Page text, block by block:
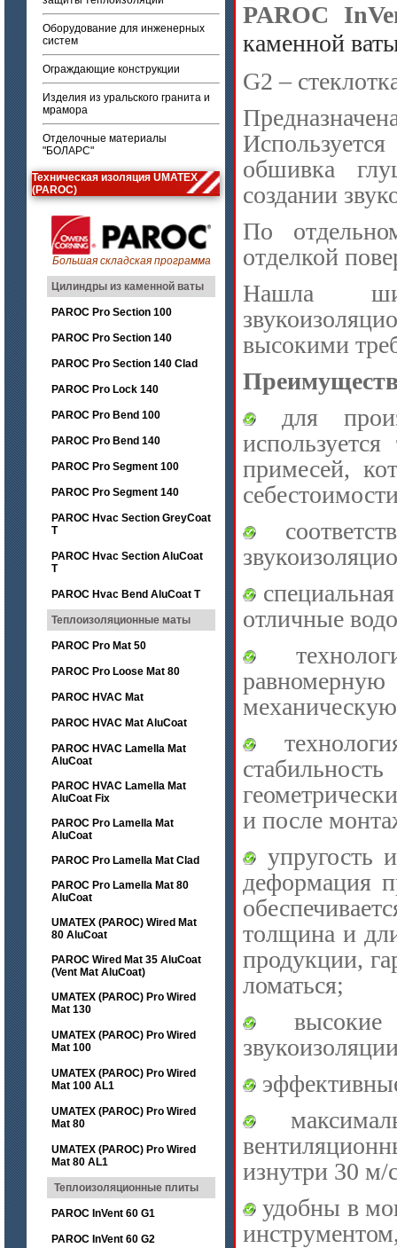
Оборудование для инженерных
систем
Ограждающие конструкции
Изделия из уральского гранита и
мрамора
Отделочные материалы
"БОЛАРС"
Техническая изоляция UMATEX
(PAROC)
Большая складская программа
Цилиндры из каменной ваты
PAROC Pro Section 100
PAROC Pro Section 140
PAROC Pro Section 140 Clad
PAROC Pro Lock 140
PAROC Pro Bend 100
PAROC Pro Bend 140
PAROC Pro Segment 100
PAROC Pro Segment 140
PAROC Hvac Section GreyCoat
T
PAROC Hvac Section AluCoat
T
PAROC Hvac Bend AluCoat T
Теплоизоляционные маты
PAROC Pro Mat 50
PAROC Pro Loose Mat 80
PAROC HVAC Mat
PAROC HVAC Mat AluCoat
PAROC HVAC Lamella Mat
AluCoat
PAROC HVAC Lamella Mat
AluCoat Fix
PAROC Pro Lamella Mat
AluCoat
PAROC Pro Lamella Mat Clad
PAROC Pro Lamella Mat 80
AluCoat
UMATEX (PAROC) Wired Mat
80 AluCoat
PAROC Wired Mat 35 AluCoat
(Vent Mat AluCoat)
UMATEX (PAROC) Pro Wired
Mat 130
UMATEX (PAROC) Pro Wired
Mat 100
UMATEX (PAROC) Pro Wired
Mat 100 AL1
UMATEX (PAROC) Pro Wired
Mat 80
UMATEX (PAROC) Pro Wired
Mat 80 AL1
Теплоизоляционные плиты
PAROC InVent 60 G1
PAROC InVent 60 G2
PAROC
каменной
G2 –
обшивка
создании
По
отделкой
Нашла
высокими
для
используется
примесей,
отличные
и после
упругость
деформация
толщина и
продукции,
ломаться;
высокие
изнутри 30 м/
удобны в